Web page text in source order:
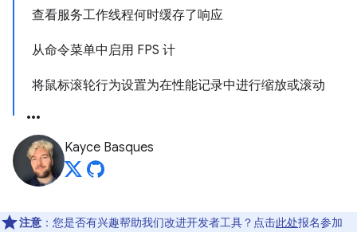
查看服务工作线程何时缓存了响应
从命令菜单中启用 FPS 计
将鼠标滚轮行为设置为在性能记录中进行缩放或滚动
Kayce Basques
注意 ：您是否有兴趣帮助我们改进开发者工具？点击此处报名参加